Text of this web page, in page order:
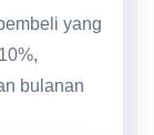
yang
bulanan